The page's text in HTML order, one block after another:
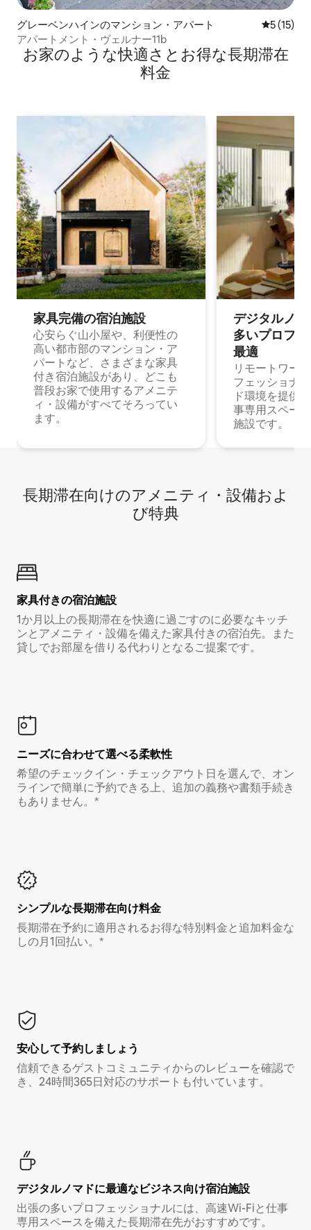
グレーベンハインのマンション・アパート レビュー
5 (15)
アパートメント・ヴェルナー11b
お家のような快⁠適⁠さ⁠とお⁠得⁠な長⁠期⁠滞⁠在
料⁠金
家具完備の宿⁠泊⁠施⁠設
心安らぐ山小屋や、利便性の
高い都市部のマンション・ア
パートなど、さまざまな家具
付き宿泊施設があり、どこも
普段お家で使用するアメニテ
ィ・設備がすべてそろってい
ます。
デジタルノ
多⁠いプ⁠ロ⁠フ⁠
最⁠適
リモートワー
フェッショナ
ド環境を提供
事専用スペー
施設です。
長期滞在向け⁠のア⁠メ⁠ニ⁠テ⁠ィ⁠・設⁠備⁠およ
び特⁠典
家具付き⁠の宿⁠泊⁠施⁠設
1か月以上の長期滞在を快適に過ごすのに必要なキッチ
ンとアメニティ・設備を備えた家具付きの宿泊先。また
貸しでお部屋を借りる代わりとなるご提案です。
ニーズに合わせて選べる柔軟性
希望のチェックイン・チェックアウト日を選んで、オン
ラインで簡単に予約できる上、追加の義務や書類手続き
もありません。*
シンプルな長期滞在向け料金
長期滞在予約に適用されるお得な特別料金と追加料金な
しの月1回払い。*
安心して予約しましょう
信頼できるゲストコミュニティからのレビューを確認で
き、24時間365日対応のサポートも付いています。
デジタルノマド⁠に最⁠適⁠なビ⁠ジ⁠ネ⁠ス⁠向⁠け宿⁠泊⁠施⁠設
出張の多いプロフェッショナルには、高速Wi-Fiと仕事
専用スペースを備えた長期滞在先がおすすめです。